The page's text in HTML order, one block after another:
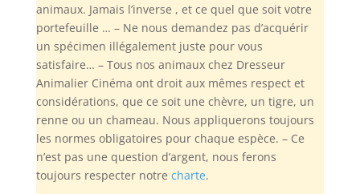
animaux. Jamais l’inverse , et ce quel que soit votre
portefeuille … – Ne nous demandez pas d’acquérir
un spécimen illégalement juste pour vous
satisfaire… – Tous nos animaux chez Dresseur
Animalier Cinéma ont droit aux mêmes respect et
considérations, que ce soit une chèvre, un tigre, un
renne ou un chameau. Nous appliquerons toujours
les normes obligatoires pour chaque espèce. – Ce
n’est pas une question d’argent, nous ferons
toujours respecter notre charte.